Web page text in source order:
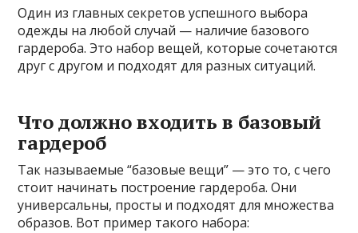
Один из главных секретов успешного выбора
одежды на любой случай — наличие базового
гардероба. Это набор вещей, которые сочетаются
друг с другом и подходят для разных ситуаций.
Что должно входить в базовый
гардероб
Так называемые “базовые вещи” — это то, с чего
стоит начинать построение гардероба. Они
универсальны, просты и подходят для множества
образов. Вот пример такого набора: